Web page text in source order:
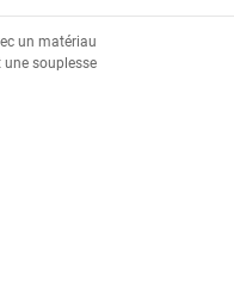
un matériau
souplesse